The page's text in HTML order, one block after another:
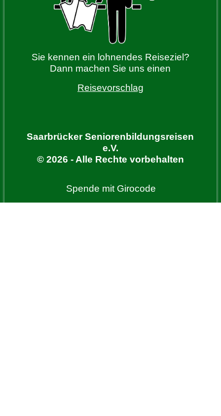
Sie kennen ein lohnendes Reiseziel?
Dann machen Sie uns einen
Reisevorschlag
Saarbrücker Seniorenbildungsreisen
e.V.
© 2026 - Alle Rechte vorbehalten
Spende mit Girocode